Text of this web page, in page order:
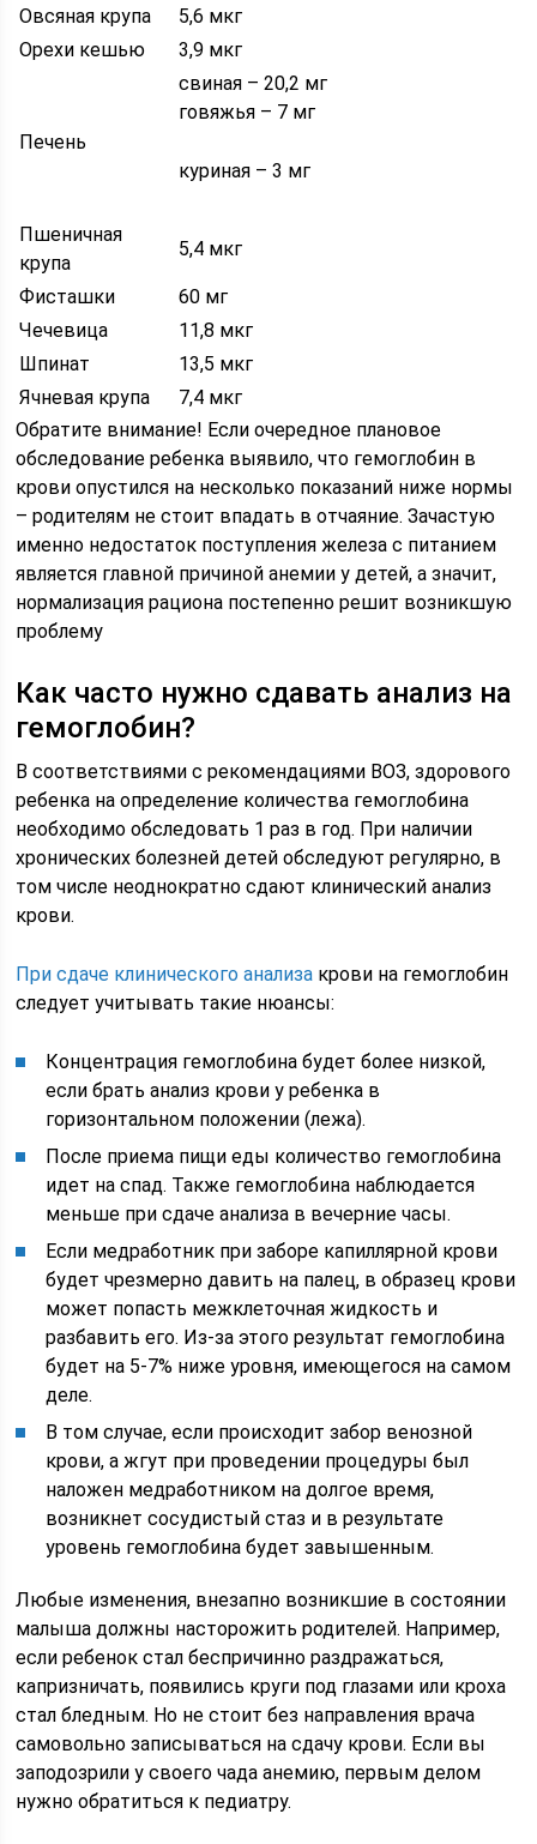
Овсяная крупа
5,6 мкг
Орехи кешью
3,9 мкг
Печень
свиная – 20,2 мг
говяжья – 7 мг
куриная – 3 мг
Пшеничная
крупа
5,4 мкг
Фисташки
60 мг
Чечевица
11,8 мкг
Шпинат
13,5 мкг
Ячневая крупа
7,4 мкг
Обратите внимание! Если очередное плановое
обследование ребенка выявило, что гемоглобин в
крови опустился на несколько показаний ниже нормы
– родителям не стоит впадать в отчаяние. Зачастую
именно недостаток поступления железа с питанием
является главной причиной анемии у детей, а значит,
нормализация рациона постепенно решит возникшую
проблему
Как часто нужно сдавать анализ на
гемоглобин?
В соответствиями с рекомендациями ВОЗ, здорового
ребенка на определение количества гемоглобина
необходимо обследовать 1 раз в год. При наличии
хронических болезней детей обследуют регулярно, в
том числе неоднократно сдают клинический анализ
крови.
При сдаче клинического анализа крови на гемоглобин
следует учитывать такие нюансы:
Концентрация гемоглобина будет более низкой,
если брать анализ крови у ребенка в
горизонтальном положении (лежа).
После приема пищи еды количество гемоглобина
идет на спад. Также гемоглобина наблюдается
меньше при сдаче анализа в вечерние часы.
Если медработник при заборе капиллярной крови
будет чрезмерно давить на палец, в образец крови
может попасть межклеточная жидкость и
разбавить его. Из-за этого результат гемоглобина
будет на 5-7% ниже уровня, имеющегося на самом
деле.
В том случае, если происходит забор венозной
крови, а жгут при проведении процедуры был
наложен медработником на долгое время,
возникнет сосудистый стаз и в результате
уровень гемоглобина будет завышенным.
Любые изменения, внезапно возникшие в состоянии
малыша должны насторожить родителей. Например,
если ребенок стал беспричинно раздражаться,
капризничать, появились круги под глазами или кроха
стал бледным. Но не стоит без направления врача
самовольно записываться на сдачу крови. Если вы
заподозрили у своего чада анемию, первым делом
нужно обратиться к педиатру.